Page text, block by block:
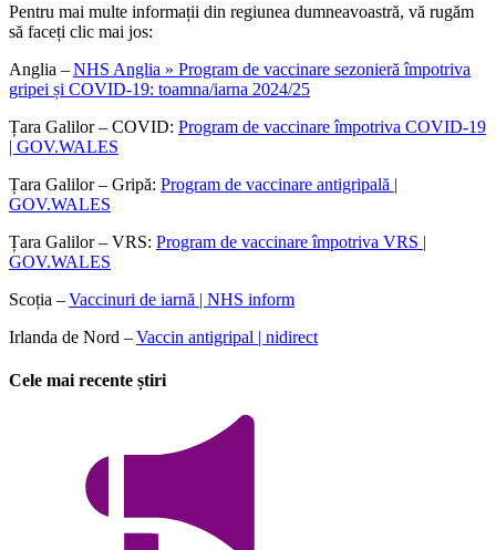
Pentru mai multe informații din regiunea dumneavoastră, vă rugăm
să faceți clic mai jos:
Anglia –NHS Anglia » Program de vaccinare sezonieră împotriva
gripei și COVID-19: toamna/iarna 2024/25
Țara Galilor – COVID: Program de vaccinare împotriva COVID-19
| GOV.WALES
Țara Galilor – Gripă: Program de vaccinare antigripală |
GOV.WALES
Țara Galilor – VRS: Program de vaccinare împotriva VRS |
GOV.WALES
Scoția –Vaccinuri de iarnă | NHS inform
Irlanda de Nord –Vaccin antigripal | nidirect
Cele mai recente știri